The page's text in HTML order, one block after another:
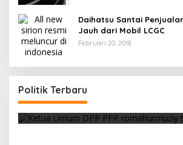
Daihatsu Santai
Jauh dari Mobil LCGC
Februari 20, 2018
Politik Terbaru
Strategi PPP Menangkan Duet
Yasin